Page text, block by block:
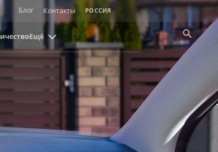
Блог Контакты РОССИЯ
Ещё